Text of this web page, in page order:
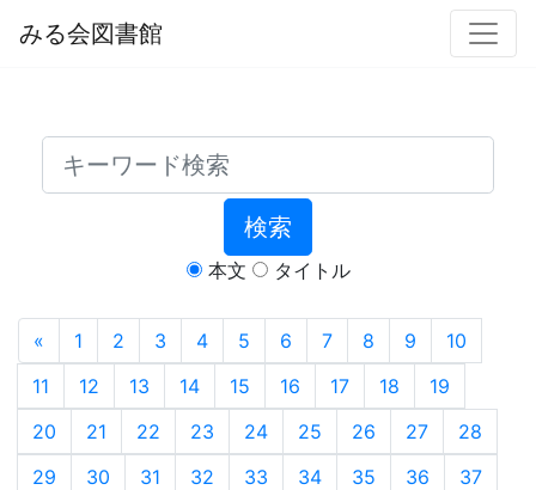
みる会図書館
検索
本文 タイトル
« 1 2 3 4 5 6 7 8 9
10
11
12 13 14 15 16 17 18
19
20
21 22 23 24 25 26 27
28
29
30 31 32 33 34 35 36
37